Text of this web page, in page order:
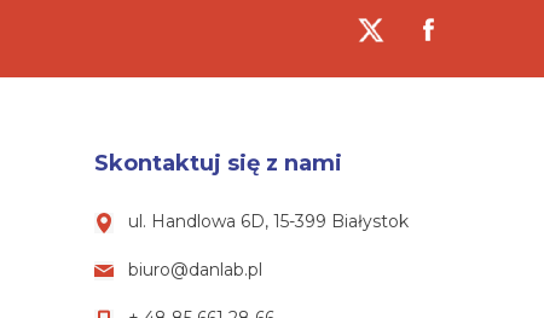
Skontaktuj się z nami
ul. Handlowa 6D, 15-399 Białystok
biuro@danlab.pl